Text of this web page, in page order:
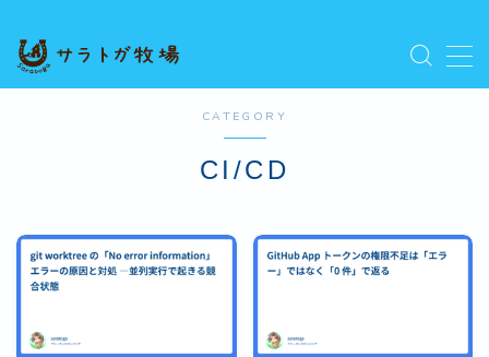
MENU
利用規約／特定商取引法に基づく表記
運営者情報
CATEGORY
CI/CD